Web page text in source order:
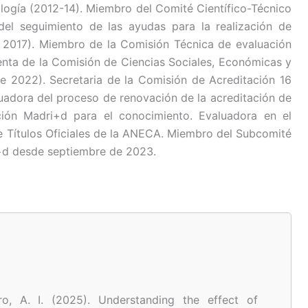
(2012-14). Miembro del Comité Científico-Técnico
seguimiento de las ayudas para la realización de
Miembro de la Comisión Técnica de evaluación
de la Comisión de Ciencias Sociales, Económicas y
2022). Secretaria de la Comisión de Acreditación 16
del proceso de renovación de la acreditación de
Madri+d para el conocimiento. Evaluadora en el
Oficiales de la ANECA. Miembro del Subcomité
desde septiembre de 2023.
A. I. (2025). Understanding the effect of